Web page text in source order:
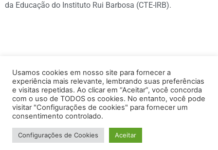
da Educação do Instituto Rui Barbosa (CTE-IRB).
Usamos cookies em nosso site para fornecer a
experiência mais relevante, lembrando suas preferências
e visitas repetidas. Ao clicar em “Aceitar”, você concorda
com o uso de TODOS os cookies. No entanto, você pode
visitar "Configurações de cookies" para fornecer um
consentimento controlado.
Configurações de Cookies Aceitar